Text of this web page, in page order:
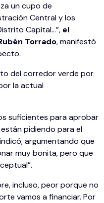
un cupo de
Central y los
Capital…”, el
Torrado, manifestó
del corredor verde por
la actual
suficientes para aprobar
pidiendo para el
argumentando que
muy bonita, pero que
incluso, peor porque no
vamos a financiar. Por